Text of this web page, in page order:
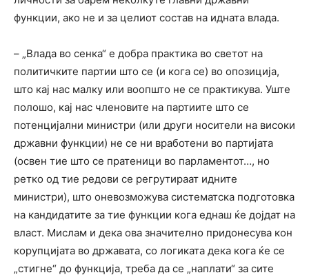
функции, ако не и за целиот состав на идната влада.
– „Влада во сенка“ е добра практика во светот на
политичките партии што се (и кога се) во опозиција,
што кај нас малку или воопшто не се практикува. Уште
полошо, кај нас членовите на партиите што се
потенцијални министри (или други носители на високи
државни функции) не се ни вработени во партијата
(освен тие што се пратеници во парламентот…, но
ретко од тие редови се регрутираат идните
министри), што оневозможува систематска подготовка
на кандидатите за тие функции кога еднаш ќе дојдат на
власт. Мислам и дека ова значително придонесува кон
корупцијата во државата, со логиката дека кога ќе се
„стигне“ до функција, треба да се „наплати“ за сите